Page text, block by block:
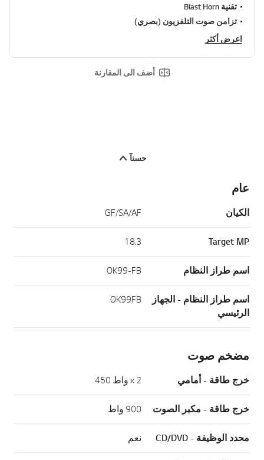
تقنية Blast Horn
تزامن صوت التلفزيون (بصري)
اعرض أكثر
أضف الى المقارنة
حسنآ
عام
الكيان GF/SA/AF
Target MP
18.3
اسم طراز النظام OK99-FB
اسم طراز النظام - الجهاز
الرئيسي
OK99FB
مضخم صوت
خرج طاقة - أمامي x 2 واط 450
خرج طاقة - مكبر الصوت 900 واط
محدد الوظيفة - CD/DVD نعم